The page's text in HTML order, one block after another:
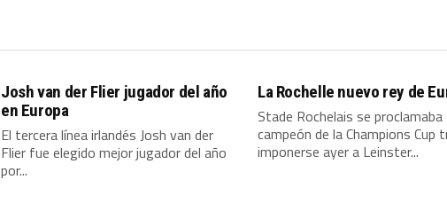
Josh van der Flier jugador del año
en Europa
El tercera línea irlandés Josh van der
Flier fue elegido mejor jugador del año
por...
La Rochelle nuevo rey de
Stade Rochelais se proclamaba
campeón de la Champions Cup
imponerse ayer a Leinster...